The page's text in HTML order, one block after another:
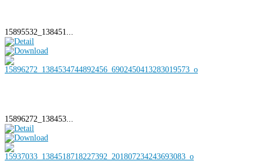
15895532_138451...
15896272_138453...